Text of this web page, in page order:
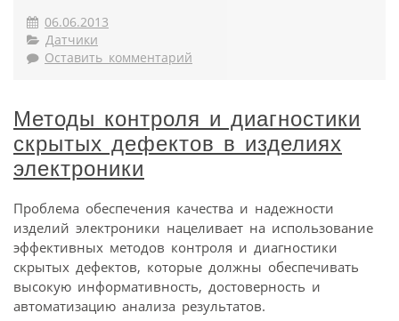
06.06.2013
Датчики
Оставить комментарий
Методы контроля и диагностики
скрытых дефектов в изделиях
электроники
Проблема обеспечения качества и надежности
изделий электроники нацеливает на использование
эффективных методов контроля и диагностики
скрытых дефектов, которые должны обеспечивать
высокую информативность, достоверность и
автоматизацию анализа результатов.